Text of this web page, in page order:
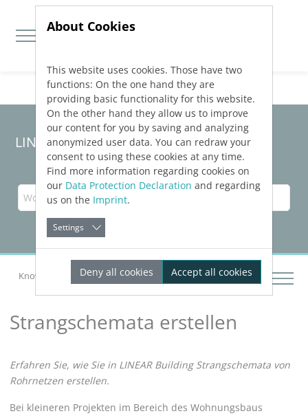
Jump directly to main navigation
Jump directly to content
LINEAR Solutions26für Revit
Knowledge Base Revit Strangschemata erstellen
Strangschemata erstellen
Erfahren Sie, wie Sie in LINEAR BuildingStrangschemata von
Rohrnetzen erstellen.
Bei kleineren Projekten im Bereich des Wohnungsbaus
About Cookies
This website uses cookies. Those have two
functions: On the one hand they are
providing basic functionality for this website.
On the other hand they allow us to improve
our content for you by saving and analyzing
anonymized user data. You can redraw your
consent to using these cookies at any time.
Find more information regarding cookies on
our Data Protection Declaration and regarding
us on the Imprint.
Settings
Deny all cookies Accept all cookies